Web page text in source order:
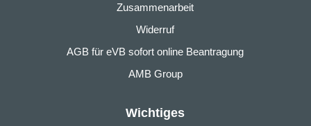
Zusammenarbeit
Widerruf
AGB für eVB sofort online Beantragung
AMB Group
Wichtiges